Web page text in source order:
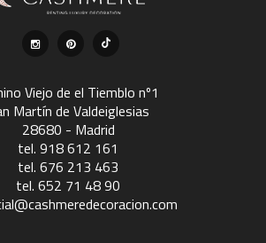
Viejo de el Tiemblo nº1
Martín de Valdeiglesias
28680 - Madrid
tel. 918 612 161
tel. 676 213 463
tel. 652 71 48 90